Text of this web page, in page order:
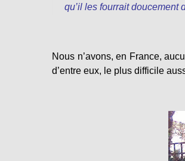
qu’il les fourrait doucement
Nous n’avons, en France,
d’entre eux, le plus difficile